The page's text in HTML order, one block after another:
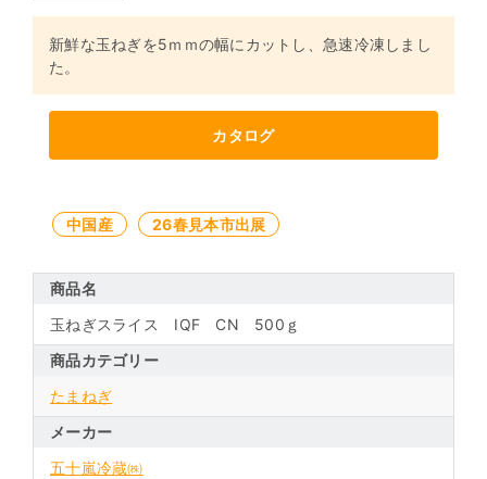
新鮮な玉ねぎを5ｍｍの幅にカットし、急速冷凍しまし
た。
カタログ
中国産 26春見本市出展
商品名
玉ねぎスライス IQF CN 500ｇ
商品カテゴリー
たまねぎ
メーカー
五十嵐冷蔵㈱